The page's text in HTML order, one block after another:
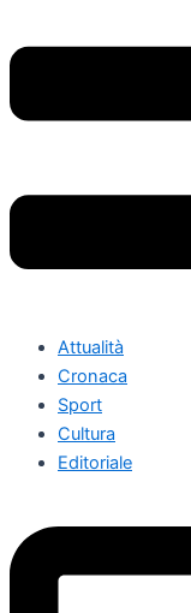
Attualità
Cronaca
Sport
Cultura
Editoriale